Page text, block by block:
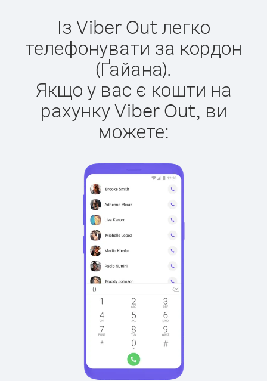
Із Viber Out легко
телефонувати за кордон
(Ґайана).
Якщо у вас є кошти на
рахунку Viber Out, ви
можете: